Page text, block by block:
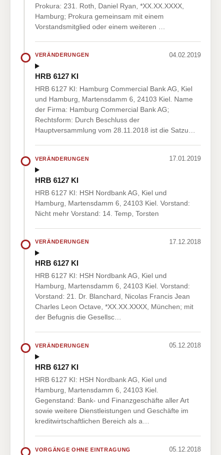
Prokura: 231. Roth, Daniel Ryan, *XX.XX.XXXX,
Hamburg; Prokura gemeinsam mit einem
Vorstandsmitglied oder einem weiteren …
VERÄNDERUNGEN 04.02.2019
HRB 6127 KI
HRB 6127 KI: Hamburg Commercial Bank AG, Kiel
und Hamburg, Martensdamm 6, 24103 Kiel. Name
der Firma: Hamburg Commercial Bank AG;
Rechtsform: Durch Beschluss der
Hauptversammlung vom 28.11.2018 ist die Satzu…
VERÄNDERUNGEN 17.01.2019
HRB 6127 KI
HRB 6127 KI: HSH Nordbank AG, Kiel und
Hamburg, Martensdamm 6, 24103 Kiel. Vorstand:
Nicht mehr Vorstand: 14. Temp, Torsten
VERÄNDERUNGEN 17.12.2018
HRB 6127 KI
HRB 6127 KI: HSH Nordbank AG, Kiel und
Hamburg, Martensdamm 6, 24103 Kiel. Vorstand:
Vorstand: 21. Dr. Blanchard, Nicolas Francis Jean
Charles Leon Octave, *XX.XX.XXXX, München; mit
der Befugnis die Gesellsc…
VERÄNDERUNGEN 05.12.2018
HRB 6127 KI
HRB 6127 KI: HSH Nordbank AG, Kiel und
Hamburg, Martensdamm 6, 24103 Kiel.
Gegenstand: Bank- und Finanzgeschäfte aller Art
sowie weitere Dienstleistungen und Geschäfte im
kreditwirtschaftlichen Bereich als a…
VORGÄNGE OHNE EINTRAGUNG 05.12.2018